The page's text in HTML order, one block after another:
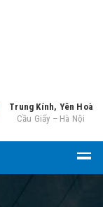
Trung Kính, Yên Hoà
Cầu Giấy – Hà Nội